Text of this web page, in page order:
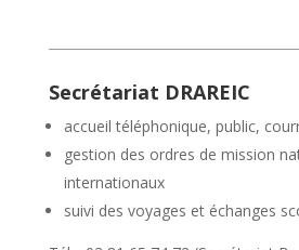
Secrétariat DRAREIC
accueil téléphonique, public,
gestion des ordres de mission
internationaux
suivi des voyages et échanges